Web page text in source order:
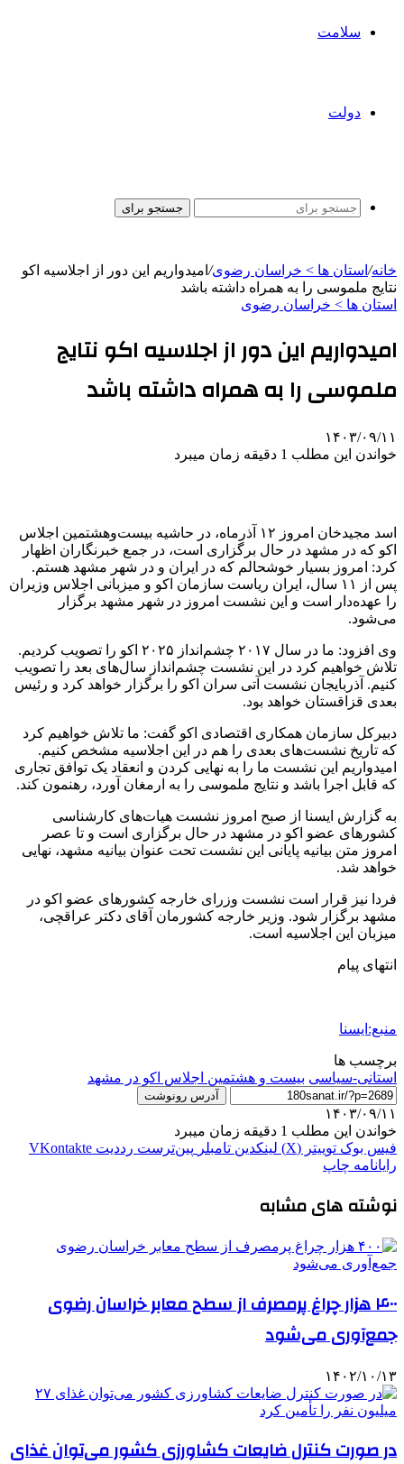
سلامت
دولت
جستجو برای
خانه/ استان ها > خراسان رضوی/ امیدواریم این دور از اجلاسیه اکو
نتایج ملموسی را به همراه داشته باشد
استان ها > خراسان رضوی
امیدواریم این دور از اجلاسیه اکو نتایج
ملموسی را به همراه داشته باشد
۱۴۰۳/۰۹/۱۱
خواندن این مطلب 1 دقیقه زمان میبرد
اسد مجیدخان امروز ۱۲ آذرماه، در حاشیه بیست‌وهشتمین اجلاس
اکو که در مشهد در حال برگزاری است، در جمع خبرنگاران اظهار
کرد: امروز بسیار خوشحالم که در ایران و در شهر مشهد هستم.
پس از ۱۱ سال، ایران ریاست سازمان اکو و میزبانی اجلاس وزیران
را عهده‌دار است و این نشست امروز در شهر مشهد برگزار
می‌شود.
وی افزود: ما در سال ۲۰۱۷ چشم‌انداز ۲۰۲۵ اکو را تصویب کردیم.
تلاش خواهیم کرد در این نشست چشم‌انداز سال‌های بعد را تصویب
کنیم. آذربایجان نشست آتی سران اکو را برگزار خواهد کرد و رئیس
بعدی قزاقستان خواهد بود.
دبیرکل سازمان همکاری اقتصادی اکو گفت: ما تلاش خواهیم کرد
که تاریخ نشست‌های بعدی را هم در این اجلاسیه مشخص کنیم.
امیدواریم این نشست ما را به نهایی کردن و انعقاد یک توافق تجاری
که قابل اجرا باشد و نتایج ملموسی را به ارمغان آورد، رهنمون کند.
به گزارش ایسنا از صبح امروز نشست هیات‌های کارشناسی
کشورهای عضو اکو در مشهد در حال برگزاری است و تا عصر
امروز متن بیانیه پایانی این نشست تحت عنوان بیانیه مشهد، نهایی
خواهد شد.
فردا نیز قرار است نشست وزرای خارجه کشورهای عضو اکو در
مشهد برگزار شود. وزیر خارجه کشورمان آقای دکتر عراقچی،
میزبان این اجلاسیه است.
انتهای پیام
منبع:ایسنا
برچسب ها
استانی-سیاسی بیست و هشتمین اجلاس اکو در مشهد
آدرس رونوشت
۱۴۰۳/۰۹/۱۱
خواندن این مطلب 1 دقیقه زمان میبرد
فیس بوک توییتر (X) لینکدین ‫تامبلر ‫پین‌ترست ‫رددیت ‫VKontakte
رایانامه چاپ
نوشته های مشابه
۴۰۰ هزار چراغ پرمصرف از سطح معابر خراسان رضوی
جمع‌آوری می‌شود
۱۴۰۲/۱۰/۱۳
در صورت کنترل ضایعات کشاورزی کشور می‌توان غذای